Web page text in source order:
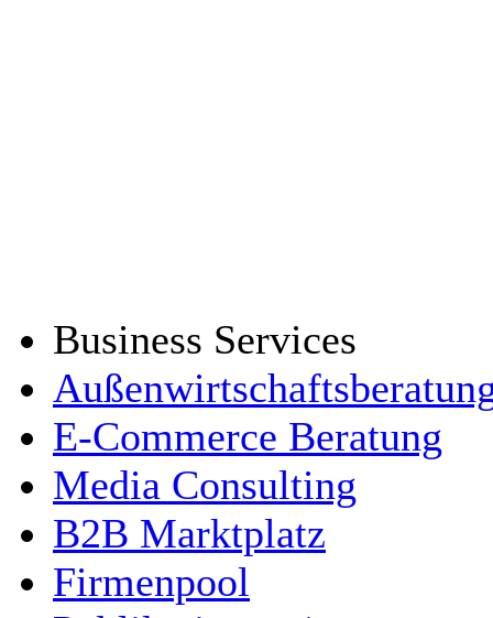
Business Services
E-Commerce Beratung
Media Consulting
B2B Marktplatz
Firmenpool